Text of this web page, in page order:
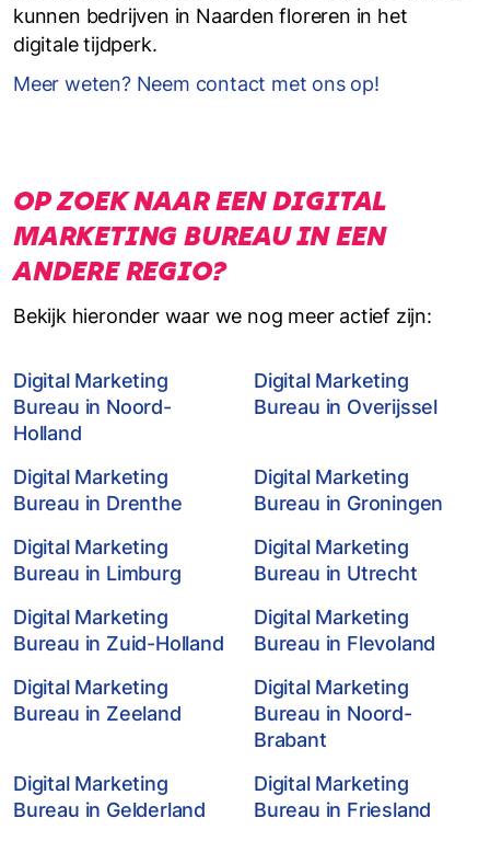
kunnen bedrijven in Naarden floreren in het
digitale tijdperk.
Meer weten? Neem contact met ons op!
OP ZOEK NAAR EEN DIGITAL
MARKETING BUREAU IN EEN
ANDERE REGIO?
Bekijk hieronder waar we nog meer actief zijn:
Digital Marketing
Bureau in Noord-
Holland
Digital Marketing
Bureau in Overijssel
Digital Marketing
Bureau in Drenthe
Digital Marketing
Bureau in Groningen
Digital Marketing
Bureau in Limburg
Digital Marketing
Bureau in Utrecht
Digital Marketing
Bureau in Zuid-Holland
Digital Marketing
Bureau in Flevoland
Digital Marketing
Bureau in Zeeland
Digital Marketing
Bureau in Noord-
Brabant
Digital Marketing
Bureau in Gelderland
Digital Marketing
Bureau in Friesland